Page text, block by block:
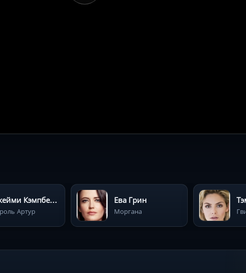
Джейми Кэмпбелл Бауэр
Артур
Ева Грин
Моргана